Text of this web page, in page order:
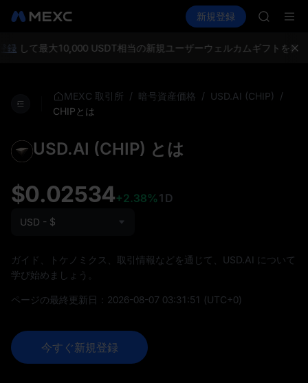
現物 先物取引 SPCX
新規登録
UNITREE
SPCX
して最大10,000 USDT相当の新規ユーザーウェルカムギフトを獲得
MEXC 取引所 / 暗号資産価格 / USD.AI (CHIP)
/
CHIPとは
USD.AI (CHIP) とは
$0.02534+2.38% 1D
USD - $
ガイド、トケノミクス、取引情報などを通じて、USD.AI について
学び始めましょう。
ページの最終更新日： 2026-08-07 03:31:51 (UTC+0)
今すぐ新規登録